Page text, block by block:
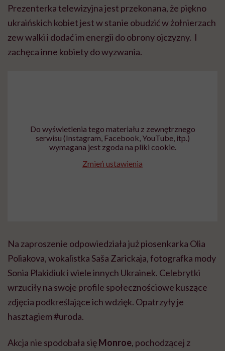
Prezenterka telewizyjna jest przekonana, że piękno
ukraińskich kobiet jest w stanie obudzić w żołnierzach
zew walki i dodać im energii do obrony ojczyzny. I
zachęca inne kobiety do wyzwania.
Do wyświetlenia tego materiału z zewnętrznego
serwisu (Instagram, Facebook, YouTube, itp.)
wymagana jest zgoda na pliki cookie.
Zmień ustawienia
Na zaproszenie odpowiedziała już piosenkarka Olia
Poliakova, wokalistka Saša Zarickaja, fotografka mody
Sonia Plakidiuk i wiele innych Ukrainek. Celebrytki
wrzuciły na swoje profile społecznościowe kuszące
zdjęcia podkreślające ich wdzięk. Opatrzyły je
hasztagiem #uroda.
Akcja nie spodobała sięMonroe, pochodzącej z